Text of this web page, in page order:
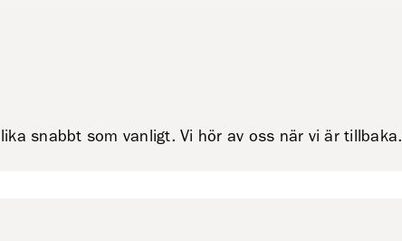
snabbt som vanligt. Vi hör av oss när vi är tillbaka.